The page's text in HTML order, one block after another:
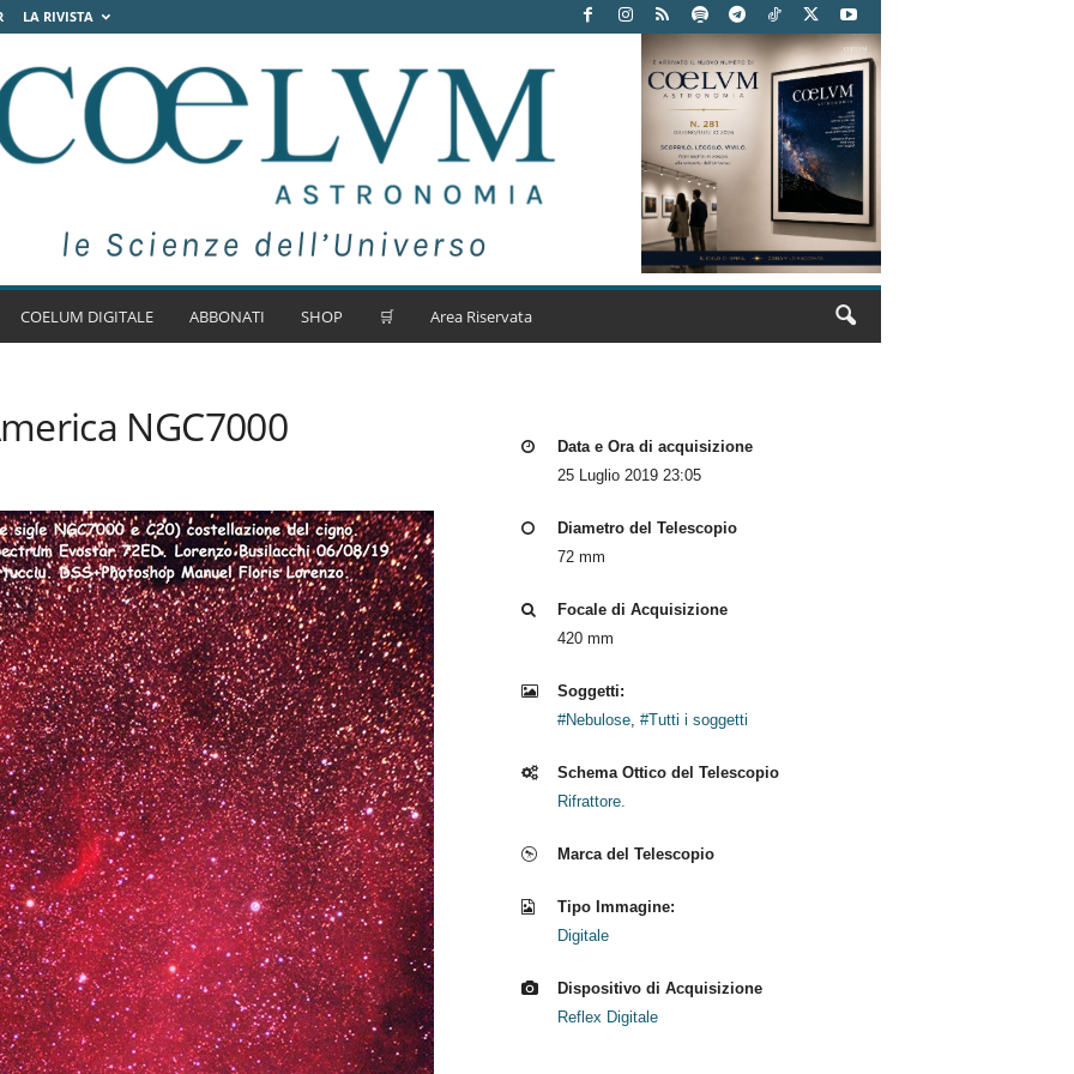
LA RIVISTA
COELUM DIGITALE ABBONATI SHOP 🛒 Area Riservata
NGC7000
Data e Ora di acquisizione
25 Luglio 2019 23:05
Diametro del Telescopio
72 mm
Focale di Acquisizione
420 mm
Soggetti:
#Nebulose, #Tutti i soggetti
Schema Ottico del Telescopio
Rifrattore.
Marca del Telescopio
Tipo Immagine:
Digitale
Dispositivo di Acquisizione
Reflex Digitale